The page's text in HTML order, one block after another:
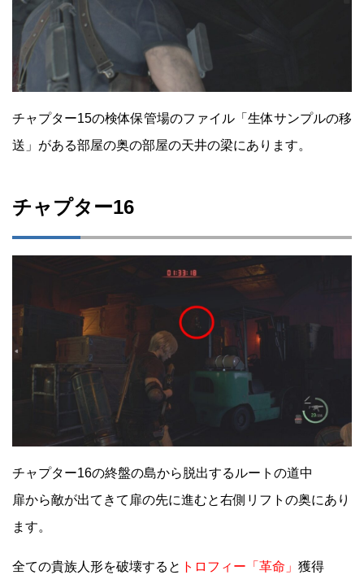
チャプター15の検体保管場のファイル「生体サンプルの移
送」がある部屋の奥の部屋の天井の梁にあります。
チャプター16
チャプター16の終盤の島から脱出するルートの道中
扉から敵が出てきて扉の先に進むと右側リフトの奥にあり
ます。
全ての貴族人形を破壊すると トロフィー「革命」 獲得